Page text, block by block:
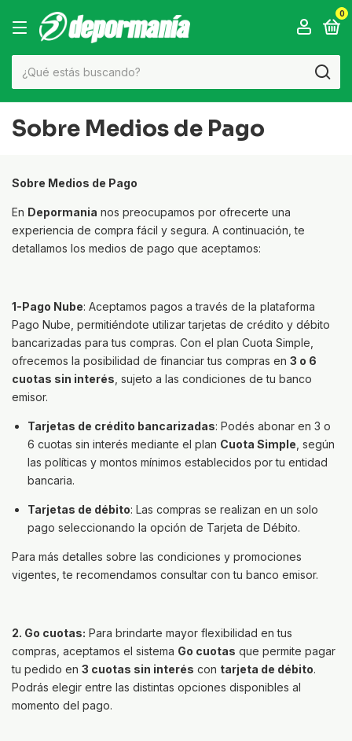
0
Sobre Medios de Pago
Sobre Medios de Pago
En Depormania nos preocupamos por ofrecerte una
experiencia de compra fácil y segura. A continuación, te
detallamos los medios de pago que aceptamos:
1-Pago Nube: Aceptamos pagos a través de la plataforma
Pago Nube, permitiéndote utilizar tarjetas de crédito y débito
bancarizadas para tus compras. Con el plan Cuota Simple,
ofrecemos la posibilidad de financiar tus compras en 3 o 6
cuotas sin interés , sujeto a las condiciones de tu banco
emisor.
Tarjetas de crédito bancarizadas: Podés abonar en 3 o
6 cuotas sin interés mediante el plan Cuota Simple , según
las políticas y montos mínimos establecidos por tu entidad
bancaria.
Tarjetas de débito: Las compras se realizan en un solo
pago seleccionando la opción de Tarjeta de Débito.
Para más detalles sobre las condiciones y promociones
vigentes, te recomendamos consultar con tu banco emisor.
2. Go cuotas: Para brindarte mayor flexibilidad en tus
compras, aceptamos el sistema Go cuotas que permite pagar
tu pedido en 3 cuotas sin interés con tarjeta de débito.
Podrás elegir entre las distintas opciones disponibles al
momento del pago.